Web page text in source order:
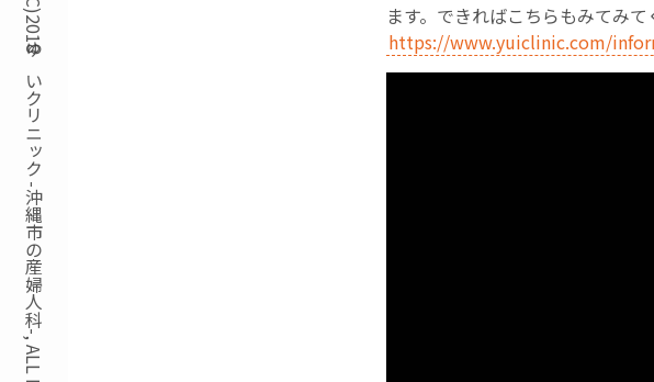
ます。できればこちらもみてみて
https://www.yuiclinic.com/